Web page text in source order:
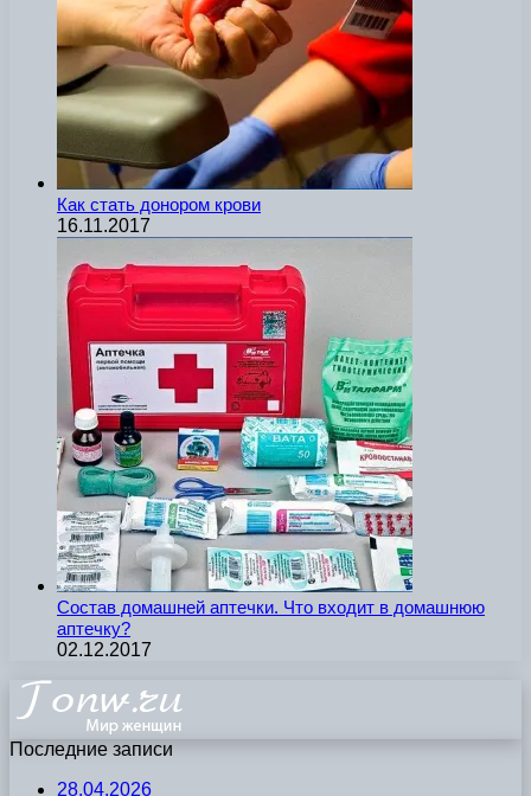
Как стать донором крови
16.11.2017
Состав домашней аптечки. Что входит в домашнюю
аптечку?
02.12.2017
Последние записи
28.04.2026